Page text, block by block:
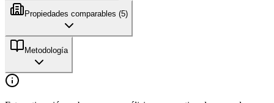
Propiedades comparables (5)
Metodología